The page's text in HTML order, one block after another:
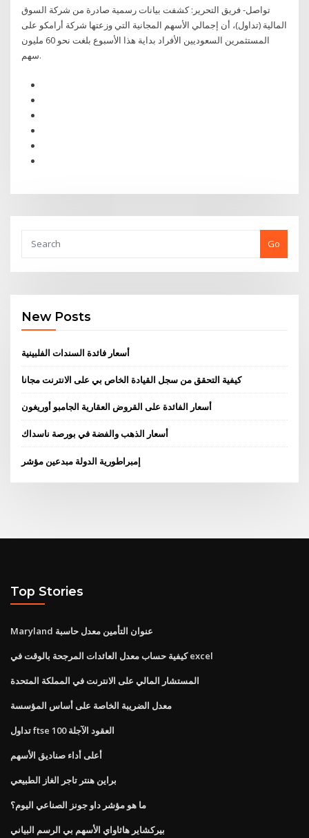
تواصل- فريق التحرير: كشفت بيانات رسمية صادرة من شركة السوق
المالية (تداول)، أن إجمالي الأسهم المجانية التي وزعتها شركة أرامكو على
المستثمرين السعوديين الأفراد بداية هذا الأسبوع بلغت نحو 60 مليون
سهم.
Go
New Posts
أسعار فائدة السندات الفلبينية
كيفية التحقق من سجل القيادة الخاص بي على الانترنت مجانا
أسعار الفائدة على القروض العقارية الجامبو أوريغون
أسعار الذهب والفضة في بورصة ناسداك
إمبراطورية الدولة مبدعين مؤشر
Top Stories
Maryland عنوان التأمين معدل حاسبة
كيفية حساب معدل العائدات المرجحة بالوقت في excel
المستشار المالي على الانترنت في المملكة المتحدة
معدل الضريبة الخاصة على أساس المؤسسة
تداول ftse 100 العقود الآجلة
أعلى أداء صناديق الأسهم
براين هنتر تاجر الغاز الطبيعي
ما هو مؤشر داو جونز الصناعي اليوم؟
بيركشاير هاثاواي الأسهم بي الرسم البياني